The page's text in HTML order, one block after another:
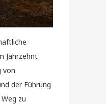
Jahrzehnt
von
der Führung
zu